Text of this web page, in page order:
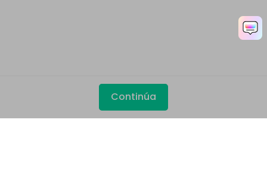
Continúa